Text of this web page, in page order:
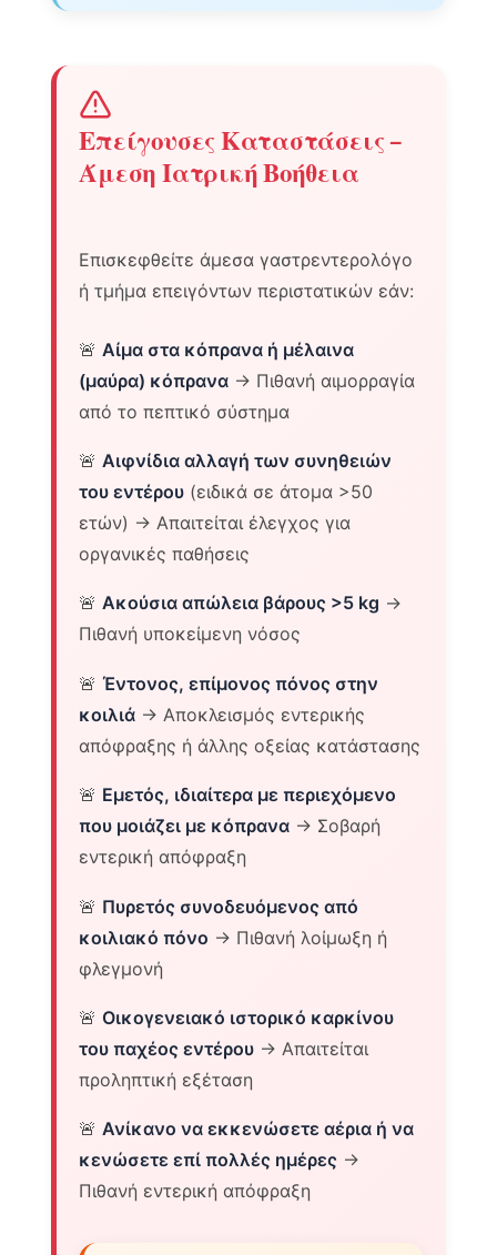
Επείγουσες Καταστάσεις –
Άμεση Ιατρική Βοήθεια
Επισκεφθείτε άμεσα γαστρεντερολόγο
ή τμήμα επειγόντων περιστατικών εάν:
🚨 Αίμα στα κόπρανα ή μέλαινα
(μαύρα) κόπρανα → Πιθανή αιμορραγία
από το πεπτικό σύστημα
🚨 Αιφνίδια αλλαγή των συνηθειών
του εντέρου (ειδικά σε άτομα >50
ετών) → Απαιτείται έλεγχος για
οργανικές παθήσεις
🚨Ακούσια απώλεια βάρους >5 kg →
Πιθανή υποκείμενη νόσος
🚨Έντονος, επίμονος πόνος στην
κοιλιά → Αποκλεισμός εντερικής
απόφραξης ή άλλης οξείας κατάστασης
🚨 Εμετός, ιδιαίτερα με περιεχόμενο
που μοιάζει με κόπρανα → Σοβαρή
εντερική απόφραξη
🚨 Πυρετός συνοδευόμενος από
κοιλιακό πόνο → Πιθανή λοίμωξη ή
φλεγμονή
🚨 Οικογενειακό ιστορικό καρκίνου
του παχέος εντέρου → Απαιτείται
προληπτική εξέταση
🚨Ανίκανο να εκκενώσετε αέρια ή να
κενώσετε επί πολλές ημέρες →
Πιθανή εντερική απόφραξη